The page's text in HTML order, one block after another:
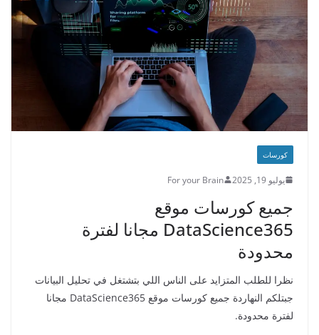
كورسات
يوليو 19, 2025 For your Brain
جميع كورسات موقع
DataScience365 مجانا لفترة
محدودة
نظرا للطلب المتزايد على الناس اللي بتشتغل في تحليل البيانات
جبتلكم النهاردة جميع كورسات موقع DataScience365 مجانا
لفترة محدودة.